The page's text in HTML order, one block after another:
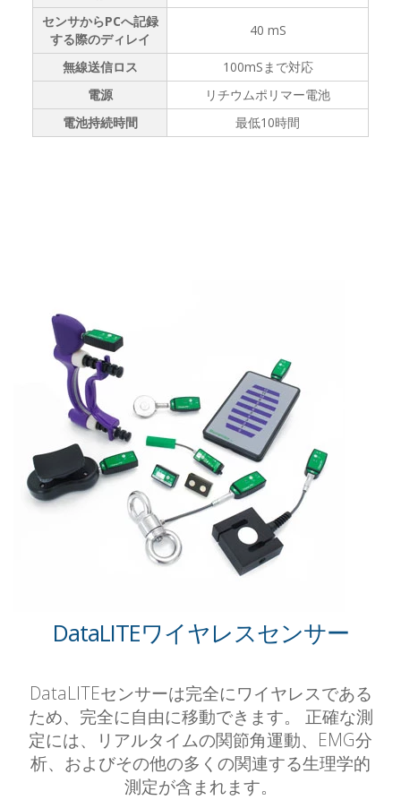
センサからPCへ記録
する際のディレイ
40 mS
無線送信ロス
100mSまで対応
電源
リチウムポリマー電池
電池持続時間
最低10時間
DataLITEワイヤレスセンサー
DataLITEセンサーは完全にワイヤレスである
ため、完全に自由に移動できます。 正確な測
定には、リアルタイムの関節角運動、EMG分
析、およびその他の多くの関連する生理学的
測定が含まれます。